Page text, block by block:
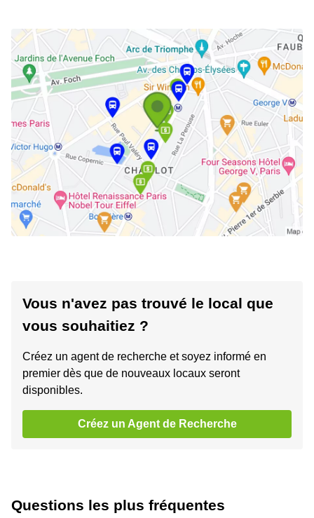
Vous n'avez pas trouvé le local que
vous souhaitiez ?
Créez un agent de recherche et soyez informé en
premier dès que de nouveaux locaux seront
disponibles.
Créez un Agent de Recherche
Questions les plus fréquentes